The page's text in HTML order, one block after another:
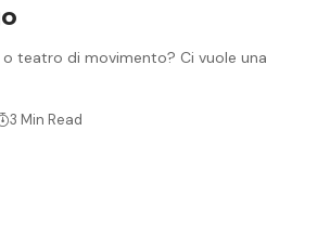
o teatro di movimento? Ci vuole una
3 Min Read